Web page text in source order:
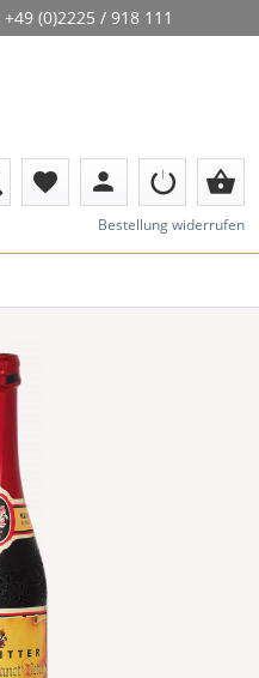
+49 (0)2225 / 918 111
favorite person shopping_basket
Bestellung widerrufen